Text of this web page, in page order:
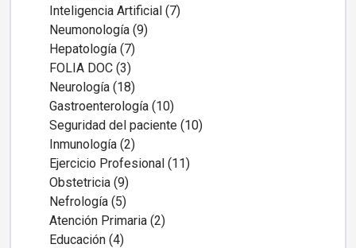
Inteligencia Artificial (7)
Neumonología (9)
Hepatología (7)
FOLIA DOC (3)
Neurología (18)
Gastroenterología (10)
Seguridad del paciente (10)
Inmunología (2)
Ejercicio Profesional (11)
Obstetricia (9)
Nefrología (5)
Atención Primaria (2)
Educación (4)